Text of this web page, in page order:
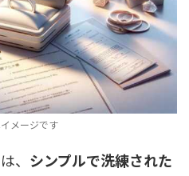
メージです
、 シンプルで洗練された